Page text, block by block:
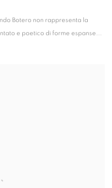
Botero non rappresenta la
e poetico di forme espanse...